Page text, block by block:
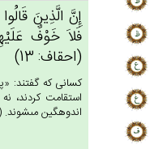
إِن‌َّ الَّذِين‌َ
فَلاَ خَوْف‌ٌ
(احقاف: 13)
كسانى كه گفتند:
استقامت كردند،
اندوهگين مى‏شوند.